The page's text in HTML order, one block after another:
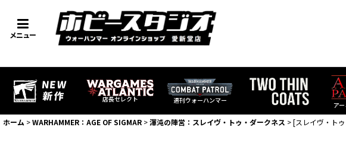
メニュー
店長セレクト 週刊ウォーハンマー
ア
ホーム >WARHAMMER：AGE OF SIGMAR >渾沌の陣営：スレイヴ・トゥ・ダークネス >[スレイヴ・ト